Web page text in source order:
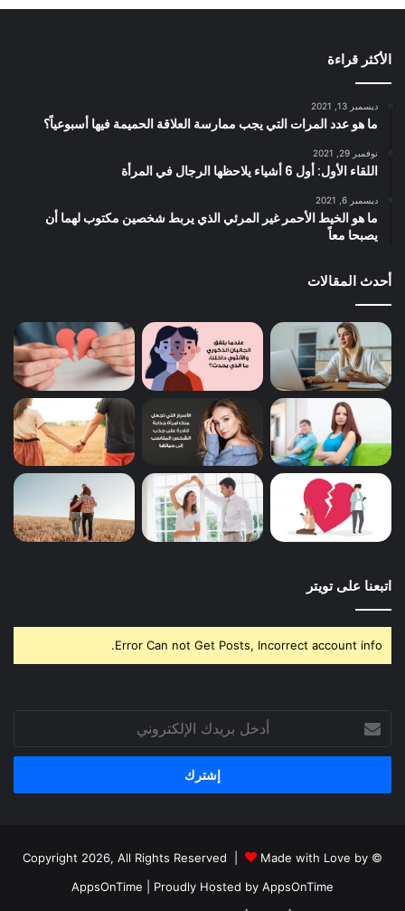
الأكثر قراءة
ديسمبر 13, 2021
ما هو عدد المرات التي يجب ممارسة العلاقة الحميمة فيها أسبوعياً؟
نوفمبر 29, 2021
اللقاء الأول: أول 6 أشياء يلاحظها الرجال في المرأة
ديسمبر 6, 2021
ما هو الخيط الأحمر غير المرئي الذي يربط شخصين مكتوب لهما أن
يصبحا معاً
أحدث المقالات
اتبعنا على تويتر
Error Can not Get Posts, Incorrect account info.
بريدك
الإلكتروني
© Copyright 2026, All Rights Reserved |
Made with Love by
AppsOnTime | Proudly Hosted by AppsOnTime